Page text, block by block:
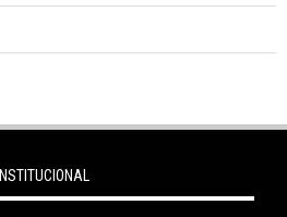
INSTITUCIONAL